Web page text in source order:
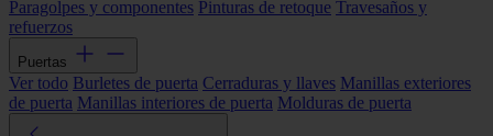
Paragolpes y componentes Pinturas de retoque Travesaños y
refuerzos
Puertas
Ver todo Burletes de puerta Cerraduras y llaves Manillas exteriores
de puerta Manillas interiores de puerta Molduras de puerta